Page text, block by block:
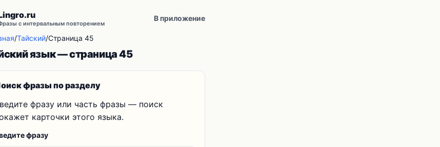
с интервальным повторением
В приложение
/Тайский/Страница 45
язык — страница 45
фразы по разделу
фразу или часть фразы — поиск
карточки этого языка.
фразу